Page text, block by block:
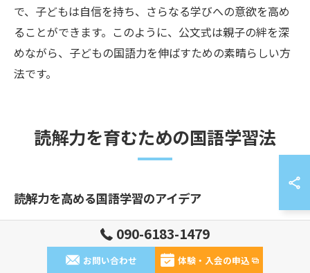
で、子どもは自信を持ち、さらなる学びへの意欲を高め
ることができます。このように、公文式は親子の絆を深
めながら、子どもの国語力を伸ばすための素晴らしい方
法です。
読解力を育むための国語学習法
読解力を高める国語学習のアイデア
小学生の国語力を向上させるためには、読解力を磨くこ
とが重要です。公文式学習方法は、この目的に非常に効
果的です。公文式は、個々の習熟度に応じた教材を提供
090-6183-1479
お問い合わせ 体験・入会の申込